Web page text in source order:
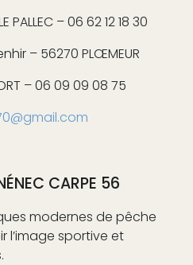
– 06 62 12 18 30
– 56270 PLŒMEUR
– 06 09 09 08 75
CARPE 56
modernes de pêche
l’image sportive et